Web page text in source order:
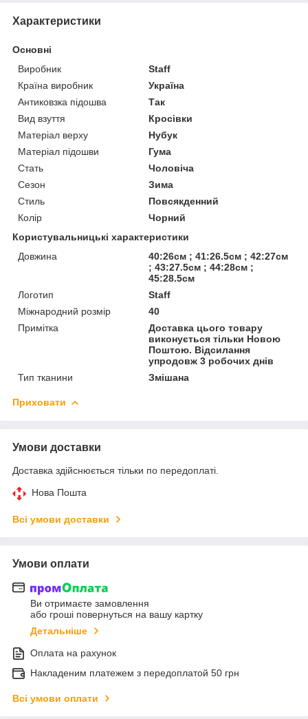
Характеристики
Основні
Виробник
Staff
Країна виробник
Україна
Антиковзка підошва
Так
Вид взуття
Кросівки
Матеріал верху
Нубук
Матеріал підошви
Гума
Стать
Чоловіча
Сезон
Зима
Стиль
Повсякденний
Колір
Чорний
Користувальницькі характеристики
Довжина
40:26см ; 41:26.5см ; 42:27см
; 43:27.5см ; 44:28см ;
45:28.5см
Логотип
Staff
Міжнародний розмір
40
Примітка
Доставка цього товару
виконується тільки Новою
Поштою. Відсилання
упродовж 3 робочих днів
Тип тканини
Змішана
Приховати
Умови доставки
Доставка здійснюється тільки по передоплаті.
Нова Пошта
Всі умови доставки
Умови оплати
Ви отримаєте замовлення
або гроші повернуться на вашу картку
Детальніше
Оплата на рахунок
Накладеним платежем з передоплатой 50 грн
Всі умови оплати